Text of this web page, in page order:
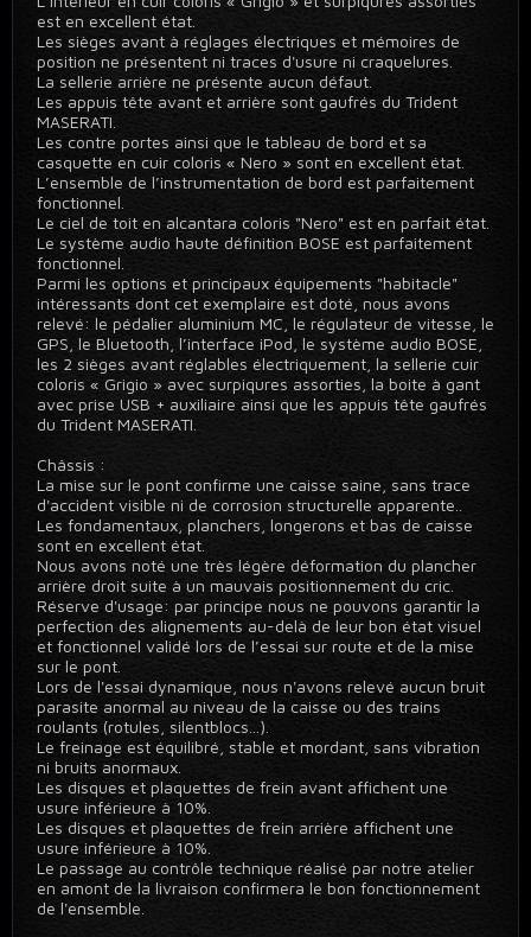
est en excellent état.
Les sièges avant à réglages électriques et mémoires de
position ne présentent ni traces d'usure ni craquelures.
La sellerie arrière ne présente aucun défaut.
Les appuis tête avant et arrière sont gaufrés du Trident
MASERATI.
Les contre portes ainsi que le tableau de bord et sa
casquette en cuir coloris « Nero » sont en excellent état.
L’ensemble de l’instrumentation de bord est parfaitement
fonctionnel.
Le ciel de toit en alcantara coloris "Nero" est en parfait état.
Le système audio haute définition BOSE est parfaitement
fonctionnel.
Parmi les options et principaux équipements "habitacle"
intéressants dont cet exemplaire est doté, nous avons
relevé: le pédalier aluminium MC, le régulateur de vitesse, le
GPS, le Bluetooth, l’interface iPod, le système audio BOSE,
les 2 sièges avant réglables électriquement, la sellerie cuir
coloris « Grigio » avec surpiqures assorties, la boite à gant
avec prise USB + auxiliaire ainsi que les appuis tête gaufrés
du Trident MASERATI.
Châssis :
La mise sur le pont confirme une caisse saine, sans trace
d'accident visible ni de corrosion structurelle apparente..
Les fondamentaux, planchers, longerons et bas de caisse
sont en excellent état.
Nous avons noté une très légère déformation du plancher
arrière droit suite à un mauvais positionnement du cric.
Réserve d'usage: par principe nous ne pouvons garantir la
perfection des alignements au-delà de leur bon état visuel
et fonctionnel validé lors de l’essai sur route et de la mise
sur le pont.
Lors de l'essai dynamique, nous n'avons relevé aucun bruit
parasite anormal au niveau de la caisse ou des trains
roulants (rotules, silentblocs...).
Le freinage est équilibré, stable et mordant, sans vibration
ni bruits anormaux.
Les disques et plaquettes de frein avant affichent une
usure inférieure à 10%.
Les disques et plaquettes de frein arrière affichent une
usure inférieure à 10%.
Le passage au contrôle technique réalisé par notre atelier
en amont de la livraison confirmera le bon fonctionnement
de l'ensemble.